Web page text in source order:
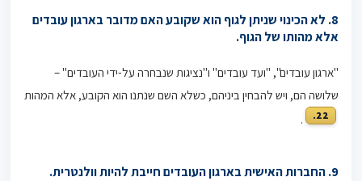
8. לא הכינוי שניתן לגוף הוא שקובע האם מדובר בארגון עובדים
אלא מהותו של הגוף.
"ארגון עובדים", "ועד עובדים" ו"נציגות שנבחרה על-ידי העובדים" –
שלושה הם, ויש להבחין ביניהם, כשלא השם שנתנו הוא הקובע, אלא המהות
22.
.
9. החברות האישית בארגון העובדים חייבת להיות וולנטרית.